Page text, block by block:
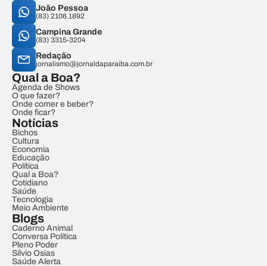
João Pessoa
(83) 2106.1892
Campina Grande
(83) 3315-3204
Redação
jornalismo@jornaldaparaiba.com.br
Qual a Boa?
Agenda de Shows
O que fazer?
Onde comer e beber?
Onde ficar?
Notícias
Bichos
Cultura
Economia
Educação
Política
Qual a Boa?
Cotidiano
Saúde
Tecnologia
Meio Ambiente
Blogs
Caderno Animal
Conversa Política
Pleno Poder
Sílvio Osias
Saúde Alerta